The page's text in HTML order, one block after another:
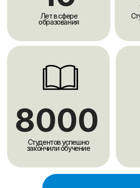
Посмотреть сертификат
Курс подготовки
баллом 8.5 и 8.0
международными стажировками и
опытом обучения и проживания за
рубежом, которые владеют английским
в совершенстве и имеют опыт
подготовки студентов к IELTS.
Программа подготовки к IELTS составлена по
учебникам ведущих британских издательств с
использованием ресурсов от IELTS экзаменаторов